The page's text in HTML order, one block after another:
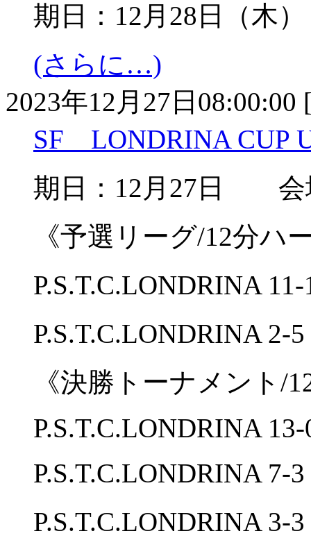
期日：12月28日（
(さらに…)
2023年12月27日08:00:00
SF LONDRINA CUP
期日：12月27日
《予選リーグ/12分ハ
P.S.T.C.LONDRINA
P.S.T.C.LONDRINA 2-
《決勝トーナメント/
P.S.T.C.LONDRINA
P.S.T.C.LONDRINA 7-
P.S.T.C.LONDRINA 3-